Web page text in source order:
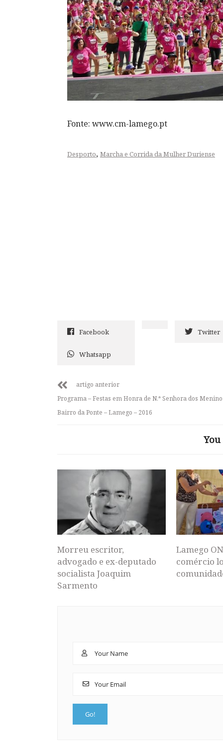
Fonte: www.cm-lamego.pt
Desporto, Marcha e Corrida da Mulher Duriense
Facebook Twitter
Whatsapp
artigo anterior
Programa – Festas em Honra de N.ª Senhora dos
Bairro da Ponte – Lamego – 2016
Morreu escritor,
advogado e ex-deputado
socialista Joaquim
Sarmento
Lamego
comércio